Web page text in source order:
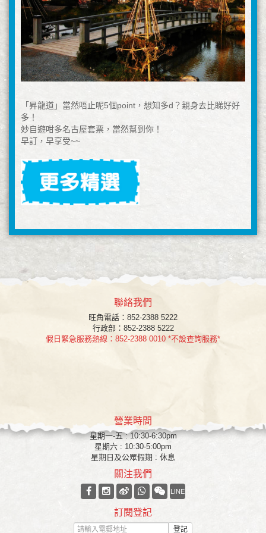
「昇龍道」當然唔止呢5個point，想知多d？親身去比睇好好
多！
妙自遊咁多名古屋套票，當然幫到你！
早訂，早享受~~
聯絡我們
旺角電話：852-2388 5222
行政部：852-2388 5222
假日緊急服務熱線：852-2388 0010 *不設查詢服務*
營業時間
星期一-五 : 10:30-6:30pm
星期六 : 10:30-5:00pm
星期日及公眾假期 : 休息
關注我們
LINE
訂閱登記
登記